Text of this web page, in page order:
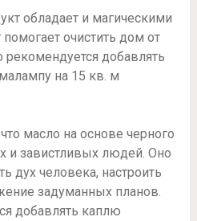
обладает и магическими
очистить дом от
рекомендуется добавлять
на 15 кв. м
масло на основе черного
и завистливых людей. Оно
дух человека, настроить
задуманных планов.
добавлять каплю